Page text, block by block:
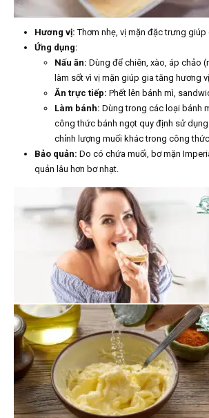
Hương vị: Thơm nhẹ, vị mặn đặc trưng
Ứng dụng:
Nấu ăn: Dùng để chiên, xào, áp chảo
làm sốt vì vị mặn giúp gia tăng hương
Ăn trực tiếp: Phết lên bánh mì,
Làm bánh: Dùng trong các loại bánh
công thức bánh ngọt quy định sử
chỉnh lượng muối khác trong công
Bảo quản: Do có chứa muối, bơ mặn
quản lâu hơn bơ nhạt.